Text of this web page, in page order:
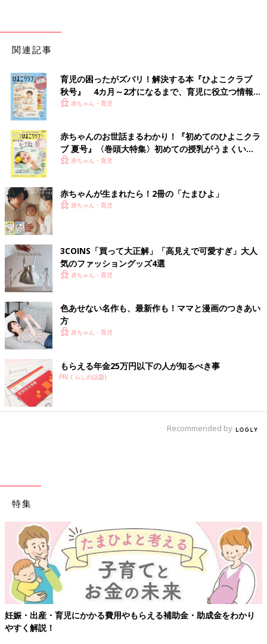
関連記事
育児の困ったがズバリ！解決する本『ひよこクラブ
秋号』 4カ月～2才になるまで、育児に役立つ情報が
いっぱい！
赤ちゃん・育児
赤ちゃんのお世話まるわかり！『初めてのひよこクラ
ブ 夏号』〈巻頭大特集〉初めての授乳がうまくい
く！ おっぱい・ミルクの基本と夏のトラブル 解決テ
赤ちゃん・育児
赤ちゃんが生まれたら！2冊の「たまひよ」
赤ちゃん・育児
3COINS「買って大正解」「高見えで可愛すぎ」大人
気のファッショングッズ4選
赤ちゃん・育児
色あせない名作も、最新作も！ママと漫画のつきあい
方
赤ちゃん・育児
もらえる年金25万円以下の人が知るべき事
PR(くらしの話題)
Recommended by
特集
妊娠・出産・育児にかかる費用やもらえる補助金・助成金をわかり
やすく解説！